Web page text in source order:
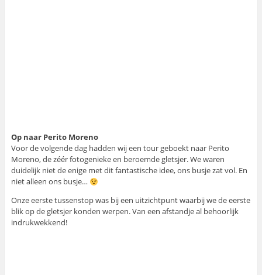
Op naar Perito Moreno
Voor de volgende dag hadden wij een tour geboekt naar Perito
Moreno, de zéér fotogenieke en beroemde gletsjer. We waren
duidelijk niet de enige met dit fantastische idee, ons busje zat vol. En
niet alleen ons busje…
Onze eerste tussenstop was bij een uitzichtpunt waarbij we de eerste
blik op de gletsjer konden werpen. Van een afstandje al behoorlijk
indrukwekkend!